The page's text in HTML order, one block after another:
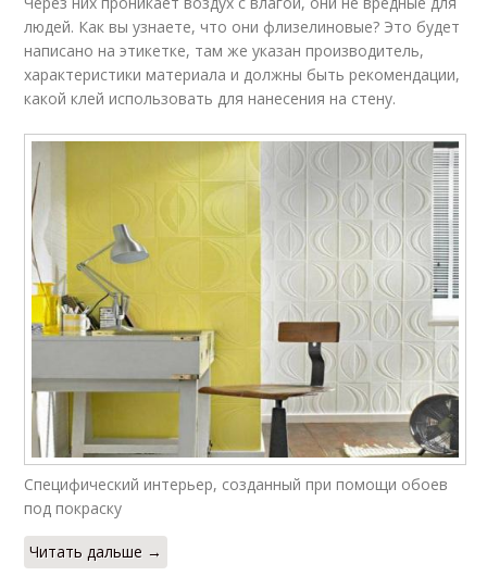
людей. Как вы узнаете, что они флизелиновые? Это будет
написано на этикетке, там же указан производитель,
характеристики материала и должны быть рекомендации,
какой клей использовать для нанесения на стену.
Специфический интерьер, созданный при помощи обоев
под покраску
Читать дальше →